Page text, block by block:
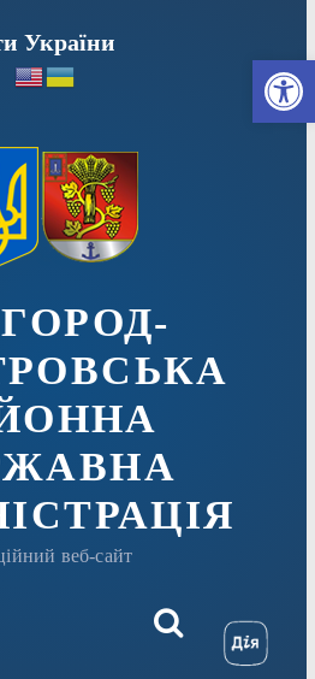
України
веб-сайт